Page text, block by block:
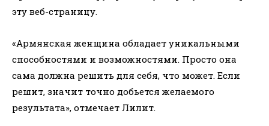
эту веб-страницу.
«Армянская женщина обладает уникальными
способностями и возможностями. Просто она
сама должна решить для себя, что может. Если
решит, значит точно добьется желаемого
результата», отмечает Лилит.